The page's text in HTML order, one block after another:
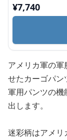
¥7,740
アメリカ軍の
せたカーゴパン
軍用パンツの
出します。
迷彩柄はアメリ